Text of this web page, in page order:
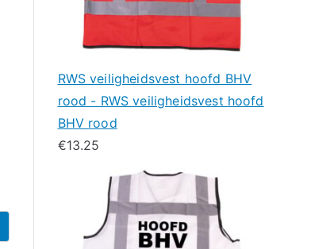
RWS veiligheidsvest hoofd BHV
rood - RWS veiligheidsvest hoofd
BHV rood
€13.25